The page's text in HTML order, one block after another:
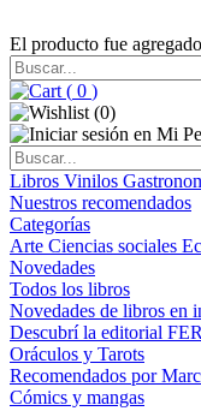
El producto fue
( 0 )
(0)
Libros Vinilos
Nuestros recomendados
Categorías
Arte Ciencias sociales
Novedades
Todos los libros
Novedades de libros en
Descubrí la editorial
Oráculos y Tarots
Recomendados por
Cómics y mangas